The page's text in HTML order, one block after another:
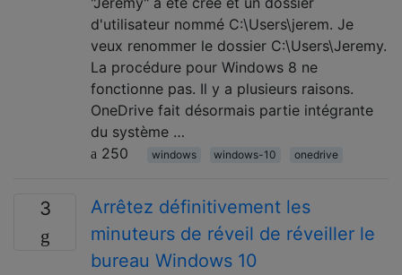
d'utilisateur nommé C:\Users\jerem. Je
veux renommer le dossier C:\Users\Jeremy.
La procédure pour Windows 8 ne
fonctionne pas. Il y a plusieurs raisons.
OneDrive fait désormais partie intégrante
du système …
250
windows windows-10 onedrive
3
Arrêtez définitivement les
minuteurs de réveil de réveiller le
bureau Windows 10